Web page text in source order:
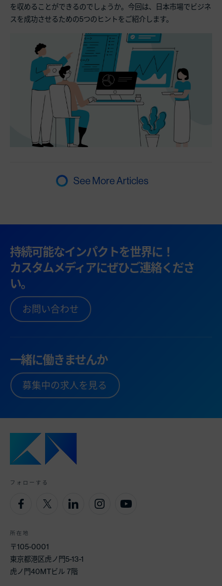
を収めることができるのでしょうか。今回は、日本市場でビジネ
スを成功させるための5つのヒントをご紹介します。
See More Articles
持続可能なインパクトを世界に！
カスタムメディアにぜひご連絡くださ
い。
お問い合わせ
一緒に働きませんか
募集中の求人を見る
フォローする
所在地
〒105-0001
東京都港区虎ノ門5-13-1
虎ノ門40MTビル 7階